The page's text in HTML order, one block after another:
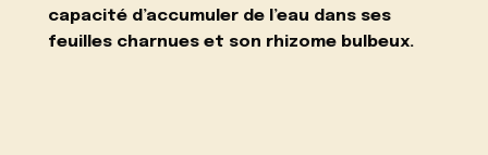
capacité d’accumuler de l’eau dans ses
feuilles charnues et son rhizome bulbeux.